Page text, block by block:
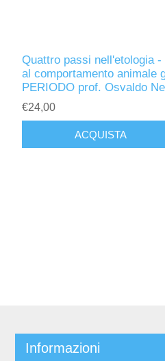
Quattro passi nell'etologia
al comportamento animale
PERIODO prof. Osvaldo
€24,00
ACQUISTA
Informazioni